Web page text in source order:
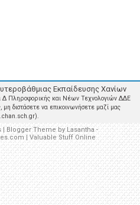
Εκπαίδευσης Χανίων
Δ Πληροφορικής και Νέων Τεχνολογιών ΔΔΕ
διστάσετε να επικοινωνήσετε μαζί μας
| Blogger Theme byLasantha-
| Valuable Stuff Online